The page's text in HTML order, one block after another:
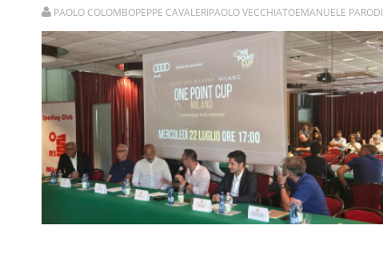
PAOLO COLOMBOPEPPE CAVALERIPAOLO VECCHIATOEMANUELE PARODI